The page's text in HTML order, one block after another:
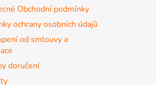
Obchodní podmínky
ochrany osobních údajů
od smlouvy a
doručení